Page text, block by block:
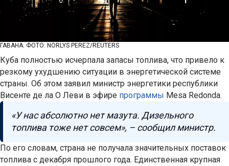
ГАВАНА. ФОТО: NORLYS PEREZ/REUTERS
Куба полностью исчерпала запасы топлива, что привело к
резкому ухудшению ситуации в энергетической системе
страны. Об этом заявил министр энергетики республики
Висенте де ла О Леви в эфире программы Mesa Redonda.
«У нас абсолютно нет мазута. Дизельного
топлива тоже нет совсем», – сообщил министр.
По его словам, страна не получала значительных поставок
топлива с декабря прошлого года. Единственная крупная